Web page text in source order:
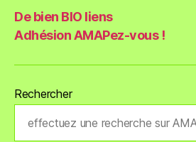
De bien BIO liens
Adhésion AMAPez-vous !
Rechercher